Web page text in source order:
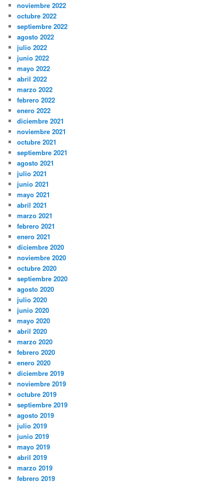
noviembre 2022
octubre 2022
septiembre 2022
agosto 2022
julio 2022
junio 2022
mayo 2022
abril 2022
marzo 2022
febrero 2022
enero 2022
diciembre 2021
noviembre 2021
octubre 2021
septiembre 2021
agosto 2021
julio 2021
junio 2021
mayo 2021
abril 2021
marzo 2021
febrero 2021
enero 2021
diciembre 2020
noviembre 2020
octubre 2020
septiembre 2020
agosto 2020
julio 2020
junio 2020
mayo 2020
abril 2020
marzo 2020
febrero 2020
enero 2020
diciembre 2019
noviembre 2019
octubre 2019
septiembre 2019
agosto 2019
julio 2019
junio 2019
mayo 2019
abril 2019
marzo 2019
febrero 2019